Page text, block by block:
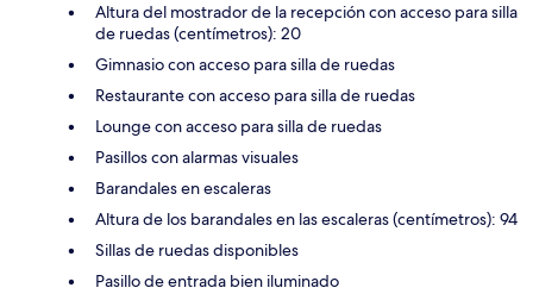
Altura del mostrador de la recepción con acceso para silla
de ruedas (centímetros): 20
Gimnasio con acceso para silla de ruedas
Restaurante con acceso para silla de ruedas
Lounge con acceso para silla de ruedas
Pasillos con alarmas visuales
Barandales en escaleras
Altura de los barandales en las escaleras (centímetros): 94
Sillas de ruedas disponibles
Pasillo de entrada bien iluminado